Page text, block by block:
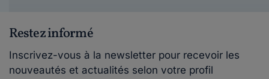
Restez informé
Inscrivez-vous à la newsletter pour recevoir les
nouveautés et actualités selon votre profil